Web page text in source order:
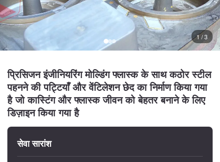
1 / 3
प्रिसिजन इंजीनियरिंग मोल्डिंग फ्लास्क के साथ कठोर स्टील
पहनने की पट्टियाँ और वेंटिलेशन छेद का निर्माण किया गया
है जो कास्टिंग और फ्लास्क जीवन को बेहतर बनाने के लिए
डिज़ाइन किया गया है
सेवा सारांश